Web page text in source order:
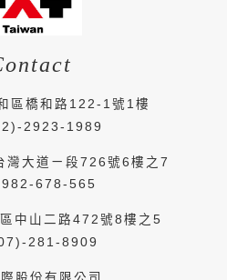
區橋和路122-1號1樓
2923-1989
灣大道ㄧ段726號6樓之7
678-565
中山二路472號8樓之5
281-8909